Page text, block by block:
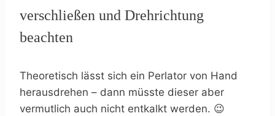
verschließen und Drehrichtung
beachten
Theoretisch lässt sich ein Perlator von Hand
herausdrehen – dann müsste dieser aber
vermutlich auch nicht entkalkt werden. 😉